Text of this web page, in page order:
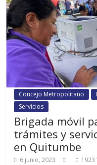
Concejo Metropolitano
Servicios
Brigada móvil
trámites y
en Quitumbe
6 junio, 2023 1923